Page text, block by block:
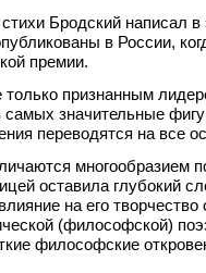
Бродский написал
в России,
премии.
только признанным
самых значительные
переводятся на все
многообразием
оставила глубокий
на его творчество
(философской)
философские